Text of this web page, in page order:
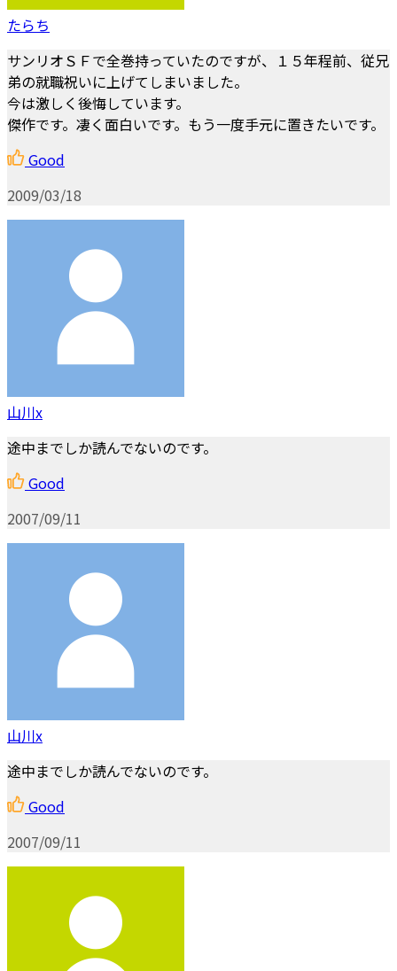
たらち
サンリオＳＦで全巻持っていたのですが、１５年程前、従兄
弟の就職祝いに上げてしまいました。
今は激しく後悔しています。
傑作です。凄く面白いです。もう一度手元に置きたいです。
Good
2009/03/18
山川x
途中までしか読んでないのです。
Good
2007/09/11
山川x
途中までしか読んでないのです。
Good
2007/09/11